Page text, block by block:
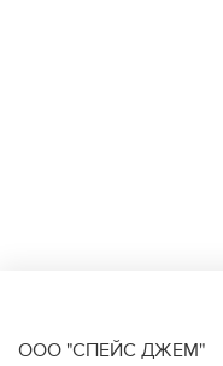
ООО "СПЕЙС ДЖЕМ"